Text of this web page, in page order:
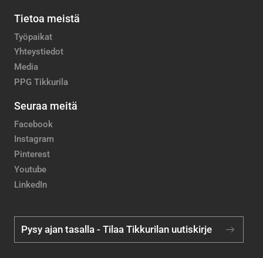
Tietoa meistä
Työpaikat
Yhteystiedot
Media
PPG Tikkurila
Seuraa meitä
Facebook
Instagram
Pinterest
Youtube
LinkedIn
Pysy ajan tasalla - Tilaa Tikkurilan uutiskirje